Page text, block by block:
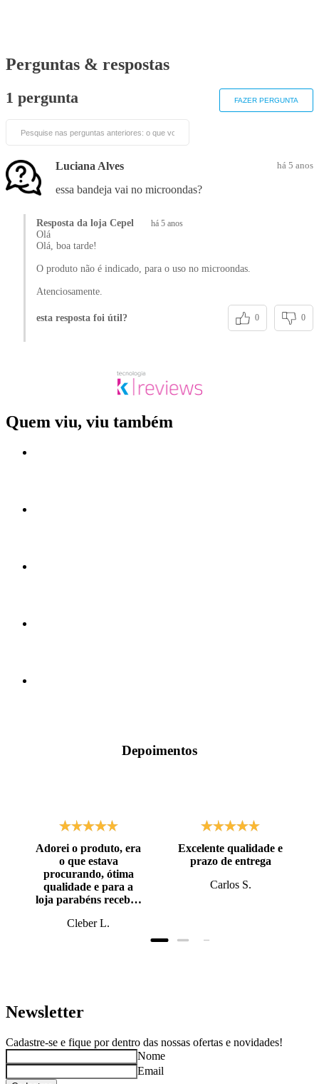
Perguntas & respostas
1 pergunta FAZER PERGUNTA
Luciana Alves há 5 anos
essa bandeja vai no microondas?
Resposta da loja Cepel há 5 anos
Olá
Olá, boa tarde!
O produto não é indicado, para o uso no microondas.
Atenciosamente.
esta resposta foi útil? 0 0
Quem viu, viu também
Depoimentos
Adorei o produto, era
o que estava
procurando, ótima
qualidade e para a
loja parabéns recebi o
prazo, super bem
Cleber L.
Excelente qualidade e
prazo de entrega
Carlos S.
Newsletter
Cadastre-se e fique por dentro das nossas ofertas e novidades!
Nome
Email